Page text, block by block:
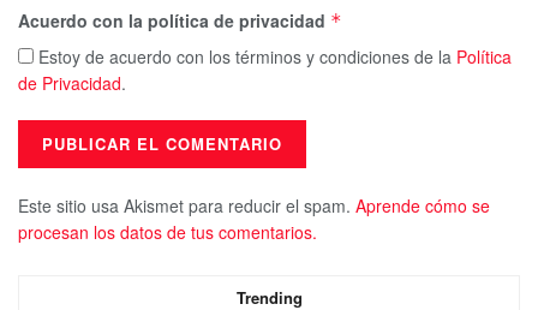
Acuerdo con la política de privacidad *
Estoy de acuerdo con los términos y condiciones de la Política
de Privacidad.
Este sitio usa Akismet para reducir el spam. Aprende cómo se
procesan los datos de tus comentarios.
Trending